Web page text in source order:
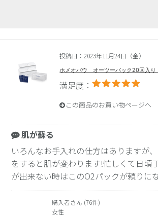
投稿日：2023年11月24日（金）
ホメオバウ オーツーパック20回入り
満足度：
この商品のお買い物ページへ
肌が蘇る
いろんなお手入れの仕方はありますが
をすると肌が変わります!忙しくて日頃
が出来ない時はこのO2パックが頼りにな
購入者さん (76件)
女性